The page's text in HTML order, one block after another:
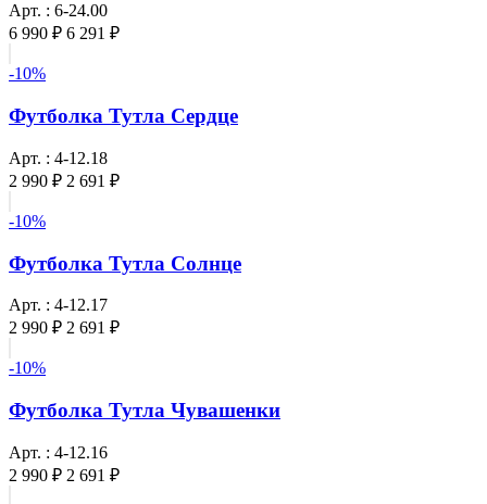
Арт. : 6-24.00
6 990 ₽ 6 291 ₽
-10%
Футболка Тутла Сердце
Арт. : 4-12.18
2 990 ₽ 2 691 ₽
-10%
Футболка Тутла Солнце
Арт. : 4-12.17
2 990 ₽ 2 691 ₽
-10%
Футболка Тутла Чувашенки
Арт. : 4-12.16
2 990 ₽ 2 691 ₽